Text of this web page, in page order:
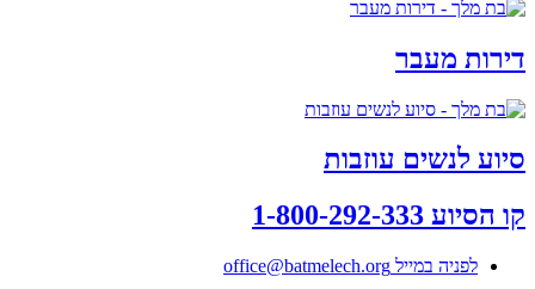
דירות מעבר
סיוע לנשים עוזבות
קו הסיוע 1-800-292-333
לפניה במייל office@batmelech.org